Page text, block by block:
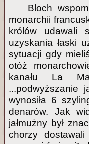
Bloch
monarchii
królów udawali
uzyskania łaski
sytuacji gdy
otóż
kanału La
...podwyższanie
wynosiła 6
denarów. Jak
jałmużny był
chorzy